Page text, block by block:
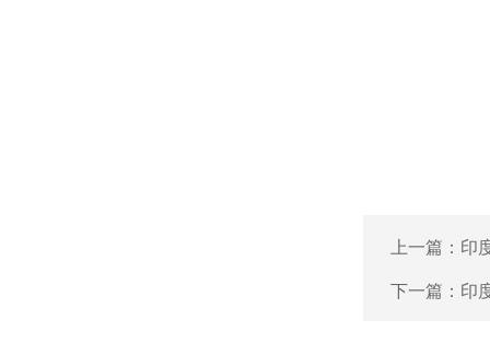
上一篇： 印
下一篇： 印